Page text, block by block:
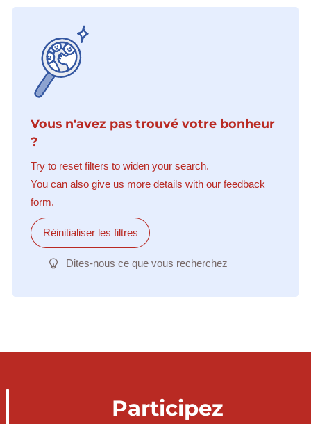
Vous n'avez pas trouvé votre bonheur
?
Try to reset filters to widen your search.
You can also give us more details with our feedback
form.
Réinitialiser les filtres
Dites-nous ce que vous recherchez
Participez